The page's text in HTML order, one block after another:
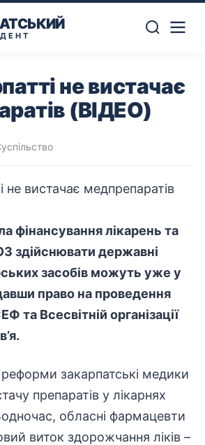
не вистачає
(ВІДЕО)
фінансування лікарень та
здійснювати державні
засобів можуть уже у
право на проведення
та Всесвітній організації
реформи закарпатські медики
препаратів у лікарнях
обласні фармацевти
виток здорожчання ліків –